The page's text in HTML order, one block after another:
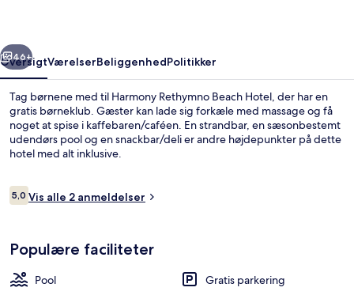
Næste
46+
OversigtVærelserBeliggenhedPolitikker
Tag børnene med til Harmony Rethymno Beach Hotel, der har en
gratis børneklub. Gæster kan lade sig forkæle med massage og få
noget at spise i kaffebaren/caféen. En strandbar, en sæsonbestemt
udendørs pool og en snackbar/deli er andre højdepunkter på dette
hotel med alt inklusive.
Anmeldelser
5,05,0 ud af 10.
Vis alle 2 anmeldelser
Populære faciliteter
Pool
Gratis parkering